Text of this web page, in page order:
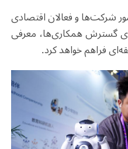
شرکت‌ها و فعالان اقتصادی
گسترش همکاری‌ها، معرفی
فراهم خواهد کرد.